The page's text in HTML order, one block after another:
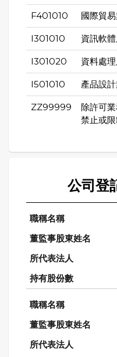
F401010 國際貿
I301010 資訊軟
I301020 資料處
I501010 產品設
ZZ99999
除許可
禁止或
公司登